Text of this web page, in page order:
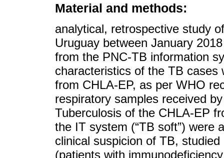
Material and methods:
analytical, retrospective study
Uruguay between January
from the PNC-TB information
characteristics of the TB cases
from CHLA-EP, as per WHO
respiratory samples received
Tuberculosis of the CHLA-EP
the IT system (“TB soft”) were
clinical suspicion of TB,
(patients with